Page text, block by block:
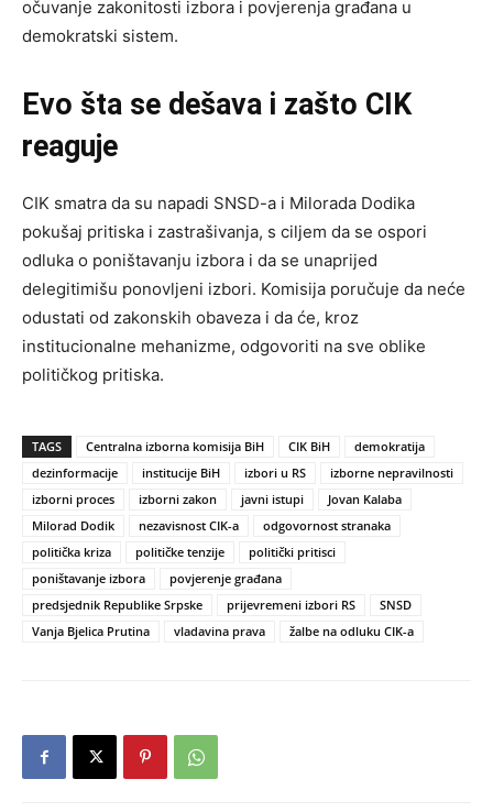
očuvanje zakonitosti izbora i povjerenja građana u
demokratski sistem.
Evo šta se dešava i zašto CIK
reaguje
CIK smatra da su napadi SNSD-a i Milorada Dodika
pokušaj pritiska i zastrašivanja, s ciljem da se ospori
odluka o poništavanju izbora i da se unaprijed
delegitimišu ponovljeni izbori. Komisija poručuje da neće
odustati od zakonskih obaveza i da će, kroz
institucionalne mehanizme, odgovoriti na sve oblike
političkog pritiska.
TAGS Centralna izborna komisija BiH CIK BiH
demokratija
dezinformacije
institucije BiH izbori u RS
izborne nepravilnosti
izborni proces
izborni zakon javni istupi
Jovan Kalaba
Milorad Dodik
nezavisnost CIK-a
odgovornost stranaka
politička kriza
političke tenzije
politički pritisci
poništavanje izbora
povjerenje građana
predsjednik Republike Srpske
prijevremeni izbori RS
SNSD
Vanja Bjelica Prutina
vladavina prava žalbe na odluku CIK-a